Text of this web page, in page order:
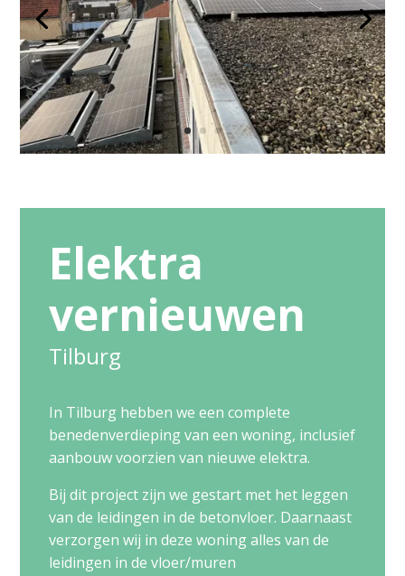
Elektra
vernieuwen
Tilburg
In Tilburg hebben we een complete
benedenverdieping van een woning, inclusief
aanbouw voorzien van nieuwe elektra.
Bij dit project zijn we gestart met het leggen
van de leidingen in de betonvloer. Daarnaast
verzorgen wij in deze woning alles van de
leidingen in de vloer/muren